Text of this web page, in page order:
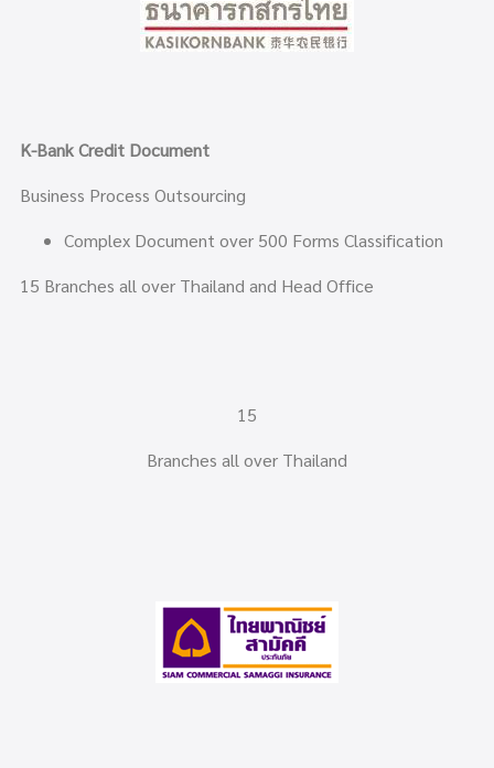
K-Bank Credit Document
Business Process Outsourcing
Complex Document over 500 Forms Classification
15 Branches all over Thailand and Head Office
15
Branches all over Thailand